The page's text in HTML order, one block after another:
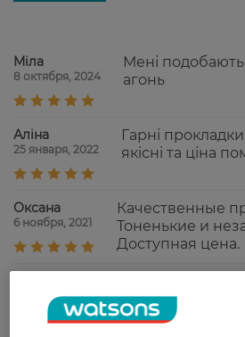
Міла
8 октября, 2024
Мені
агонь
Аліна
25 января, 2022
Гарні
якісні та ціна
Оксана
6 ноября, 2021
Качественные
Тоненькие и
Доступная цена.
10 июля, 2021
мають приємний
доступні по ціні.